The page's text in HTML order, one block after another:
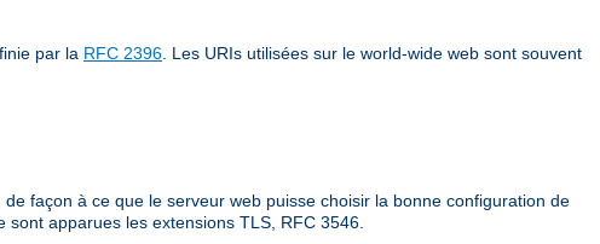
par la RFC 2396 . Les URIs utilisées sur le world-wide web sont souvent
façon à ce que le serveur web puisse choisir la bonne configuration de
apparues les extensions TLS, RFC 3546.